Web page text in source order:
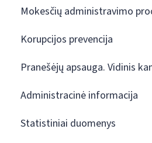
Mokesčių administravimo
Korupcijos prevencija
Pranešėjų apsauga. Vidinis
Administracinė informacija
Statistiniai duomenys